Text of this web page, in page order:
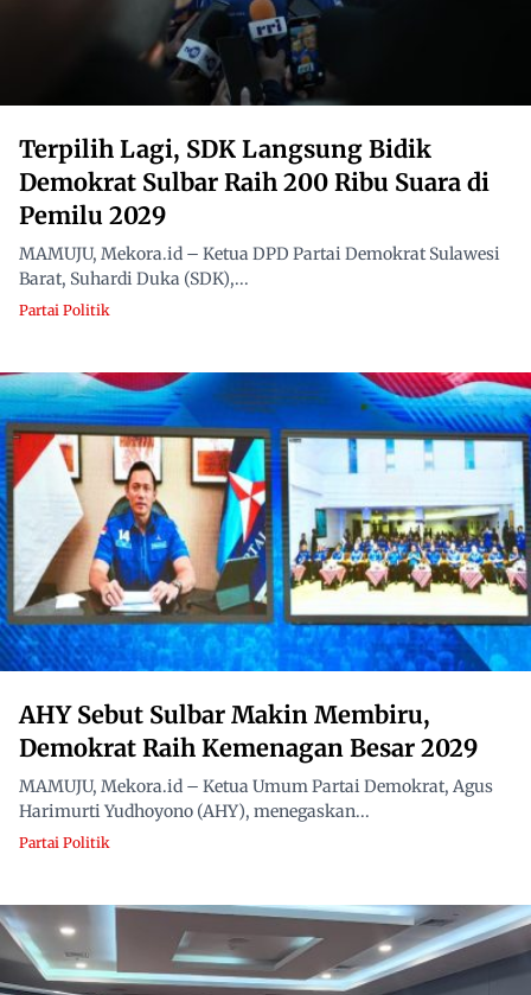
Terpilih Lagi, SDK Langsung Bidik
Demokrat Sulbar Raih 200 Ribu Suara di
Pemilu 2029
MAMUJU, Mekora.id – Ketua DPD Partai Demokrat Sulawesi
Barat, Suhardi Duka (SDK),...
Partai Politik
AHY Sebut Sulbar Makin Membiru,
Demokrat Raih Kemenagan Besar 2029
MAMUJU, Mekora.id – Ketua Umum Partai Demokrat, Agus
Harimurti Yudhoyono (AHY), menegaskan...
Partai Politik